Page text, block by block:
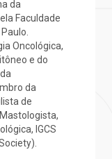
da
Faculdade
Oncológica,
e do
da
de
IGCS